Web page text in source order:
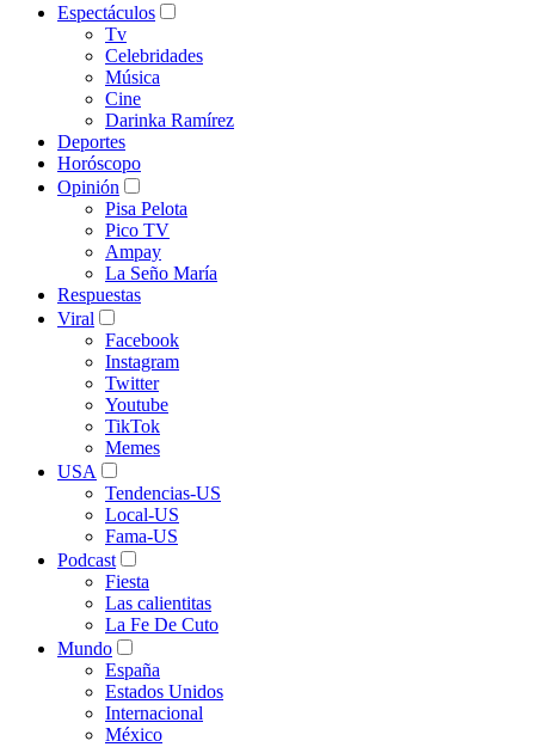
Espectáculos
Tv
Celebridades
Música
Cine
Darinka Ramírez
Deportes
Horóscopo
Opinión
Pisa Pelota
Pico TV
Ampay
La Seño María
Respuestas
Viral
Facebook
Instagram
Twitter
Youtube
TikTok
Memes
USA
Tendencias-US
Local-US
Fama-US
Podcast
Fiesta
Las calientitas
La Fe De Cuto
Mundo
España
Estados Unidos
Internacional
México